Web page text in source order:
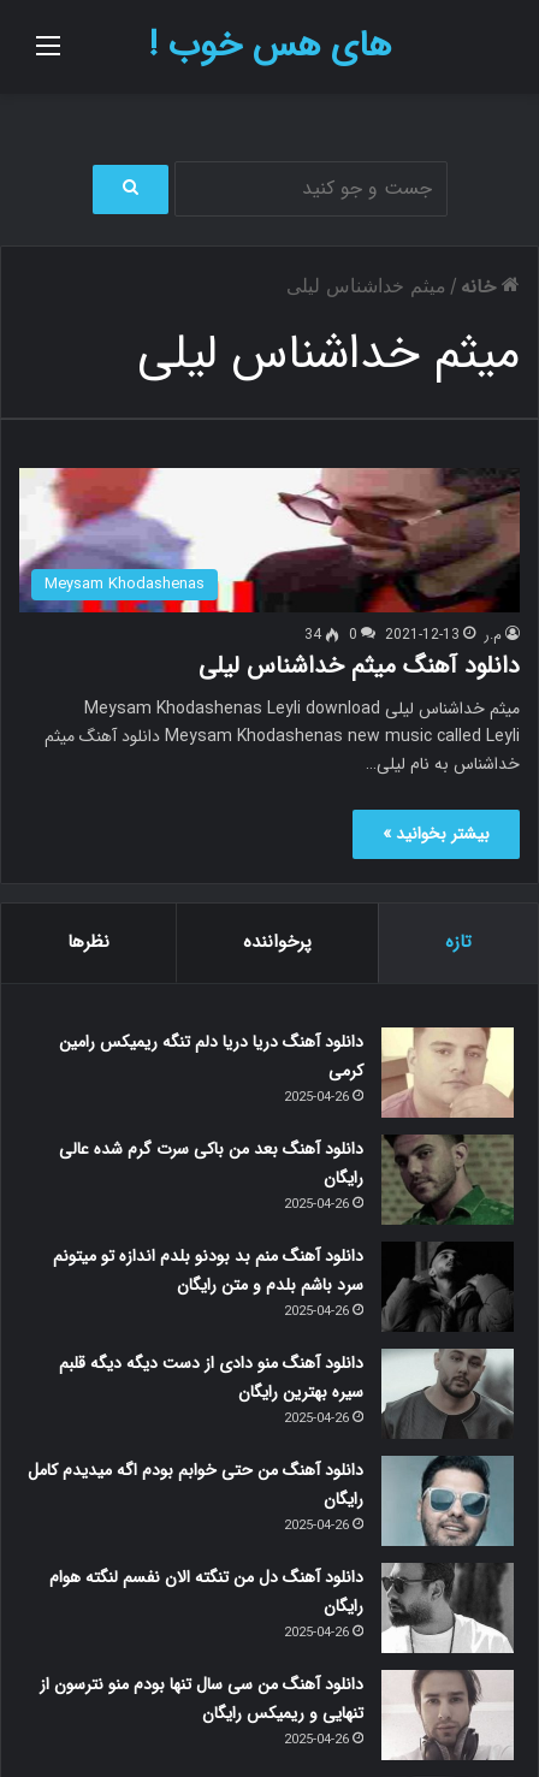
های هس خوب !
ج
ی
خانه / میثم خداشناس لیلی
میثم خداشناس لیلی
Meysam Khodashenas
م.ر 2021-12-13
0
34
دانلود آهنگ میثم خداشناس لیلی
میثم خداشناس لیلی Meysam Khodashenas Leyli download
Meysam Khodashenas new music called Leyli دانلود آهنگ میثم
خداشناس به نام لیلی…
بیشتر بخوانید »
تازه پرخواننده نظرها
دانلود آهنگ دریا دریا دلم تنگه ریمیکس رامین
کرمی
2025-04-26
دانلود آهنگ بعد من باکی سرت گرم شده عالی
رایگان
2025-04-26
دانلود آهنگ منم بد بودنو بلدم اندازه تو میتونم
سرد باشم بلدم و متن رایگان
2025-04-26
دانلود آهنگ منو دادی از دست دیگه دیگه قلبم
سیره بهترین رایگان
2025-04-26
دانلود آهنگ من حتی خوابم بودم اگه میدیدم کامل
رایگان
2025-04-26
دانلود آهنگ دل من تنگته الان نفسم لنگته هوام
رایگان
2025-04-26
دانلود آهنگ من سی سال تنها بودم منو نترسون از
تنهایی و ریمیکس رایگان
2025-04-26